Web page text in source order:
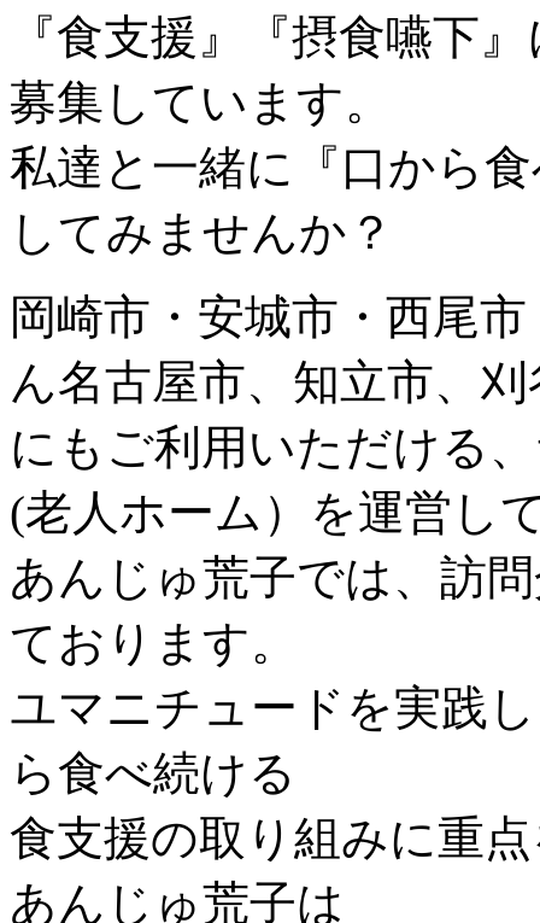
『食支援』『摂食嚥下
募集しています。
私達と一緒に『口から
してみませんか？
岡崎市・安城市・西尾
ん名古屋市、知立市、
にもご利用いただける
(老人ホーム）を運営し
あんじゅ荒子では、訪
ております。
ユマニチュードを実践
ら食べ続ける
食支援の取り組みに重
あんじゅ荒子は